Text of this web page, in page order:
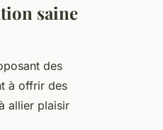
saine
des
à offrir des
allier plaisir